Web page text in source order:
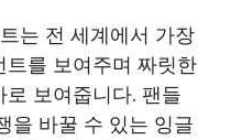
는 전 세계에서 가장
를 보여주며 짜릿한
보여줍니다. 팬들
을 바꿀 수 있는 잉글